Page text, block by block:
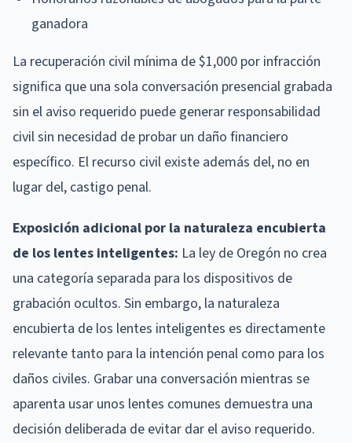
ganadora
La recuperación civil mínima de $1,000 por infracción
significa que una sola conversación presencial grabada
sin el aviso requerido puede generar responsabilidad
civil sin necesidad de probar un daño financiero
específico. El recurso civil existe además del, no en
lugar del, castigo penal.
Exposición adicional por la naturaleza encubierta
de los lentes inteligentes: La ley de Oregón no crea
una categoría separada para los dispositivos de
grabación ocultos. Sin embargo, la naturaleza
encubierta de los lentes inteligentes es directamente
relevante tanto para la intención penal como para los
daños civiles. Grabar una conversación mientras se
aparenta usar unos lentes comunes demuestra una
decisión deliberada de evitar dar el aviso requerido.